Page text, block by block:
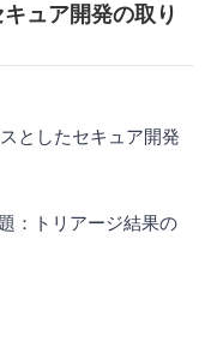
ュア開発の取り
としたセキュア開発
：トリアージ結果の